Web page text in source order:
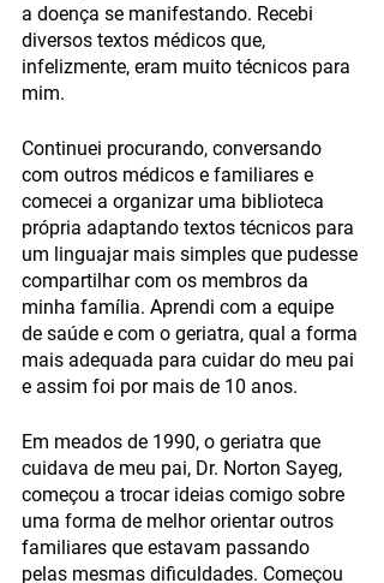
a doença se manifestando. Recebi
diversos textos médicos que,
infelizmente, eram muito técnicos para
mim.
Continuei procurando, conversando
com outros médicos e familiares e
comecei a organizar uma biblioteca
própria adaptando textos técnicos para
um linguajar mais simples que pudesse
compartilhar com os membros da
minha família. Aprendi com a equipe
de saúde e com o geriatra, qual a forma
mais adequada para cuidar do meu pai
e assim foi por mais de 10 anos.
Em meados de 1990, o geriatra que
cuidava de meu pai, Dr. Norton Sayeg,
começou a trocar ideias comigo sobre
uma forma de melhor orientar outros
familiares que estavam passando
pelas mesmas dificuldades. Começou